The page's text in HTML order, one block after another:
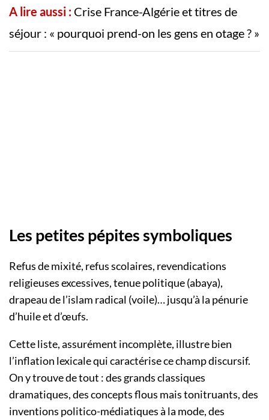
A lire aussi : Crise France-Algérie et titres de
séjour : « pourquoi prend-on les gens en otage ? »
Les petites pépites symboliques
Refus de mixité, refus scolaires, revendications
religieuses excessives, tenue politique (abaya),
drapeau de l’islam radical (voile)… jusqu’à la pénurie
d’huile et d’œufs.
Cette liste, assurément incomplète, illustre bien
l’inflation lexicale qui caractérise ce champ discursif.
On y trouve de tout : des grands classiques
dramatiques, des concepts flous mais tonitruants, des
inventions politico-médiatiques à la mode, des